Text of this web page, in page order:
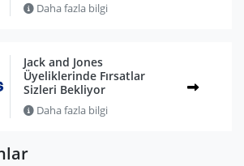
Daha fazla bilgi
Jack and Jones
Üyeliklerinde Fırsatlar
Sizleri Bekliyor
Daha fazla bilgi